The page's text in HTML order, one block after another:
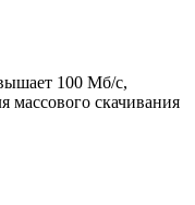
100 Мб/с,
массового скачивания